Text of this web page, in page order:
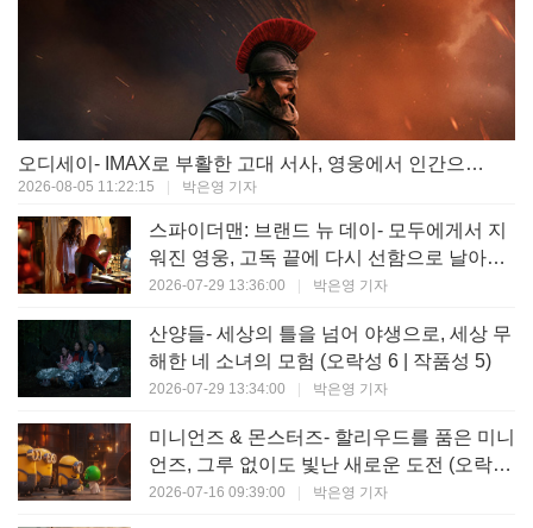
오디세이- IMAX로 부활한 고대 서사, 영웅에서 인간으로의 귀환 (오락성 9 | 작품성 9)
2026-08-05 11:22:15 박은영 기자
스파이더맨: 브랜드 뉴 데이- 모두에게서 지
워진 영웅, 고독 끝에 다시 선함으로 날아오
르다 (오락성 8 | 작품성 8)
2026-07-29 13:36:00 박은영 기자
산양들- 세상의 틀을 넘어 야생으로, 세상 무
해한 네 소녀의 모험 (오락성 6 | 작품성 5)
2026-07-29 13:34:00 박은영 기자
미니언즈 & 몬스터즈- 할리우드를 품은 미니
언즈, 그루 없이도 빛난 새로운 도전 (오락성
7 | 작품성 6)
2026-07-16 09:39:00 박은영 기자